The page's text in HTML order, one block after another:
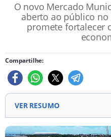
O novo Mercado
aberto ao público
promete fortalecer
Compartilhe:
VER RESUMO
Novo Mercado